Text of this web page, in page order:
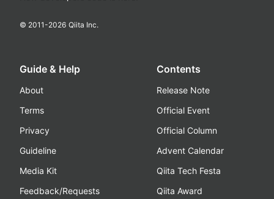
© 2011-2026 Qiita Inc.
Guide & Help
About
Terms
Privacy
Guideline
Media Kit
Feedback/Requests
Contents
Release Note
Official Event
Official Column
Advent Calendar
Qiita Tech Festa
Qiita Award